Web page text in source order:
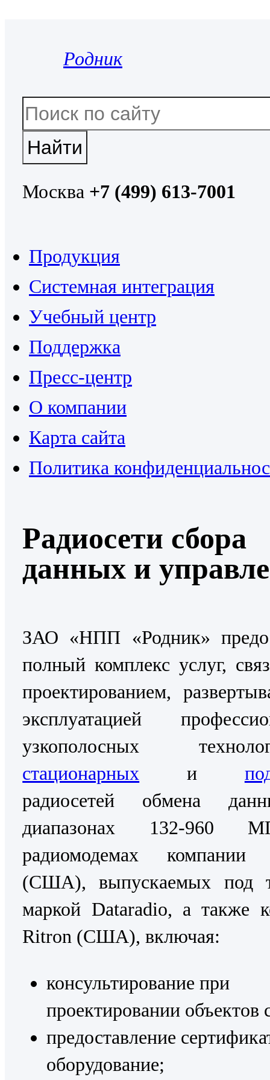
Родник
Москва +7 (499) 613-7001
Продукция
Системная интеграция
Учебный центр
Поддержка
Пресс-центр
О компании
Карта сайта
Политика
Радиосети сбора
данных и
ЗАО «НПП «Родник»
полный комплекс услуг,
проектированием,
эксплуатацией
узкополосных
стационарных и
радиосетей обмена
диапазонах 132-960
радиомодемах
(США), выпускаемых под
маркой Dataradio, а также
Ritron (США), включая:
консультирование при
проектировании объектов
предоставление
оборудование;